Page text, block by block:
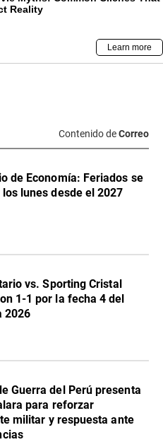
Contenido deCorreo
de Economía: Feriados se
lunes desde el 2027
vs. Sporting Cristal
1-1 por la fecha 4 del
2026
Guerra del Perú presenta
para reforzar
militar y respuesta ante